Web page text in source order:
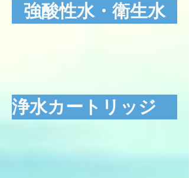
強酸性水・衛生水
浄水カートリッジ